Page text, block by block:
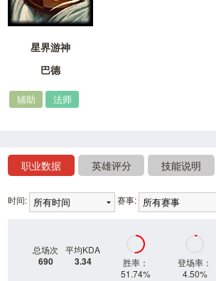
星界游神
巴德
辅助 法师
职业数据 英雄评分 技能说明
时间: 赛事:
总场次
690
平均KDA
3.34
胜率：
51.74%
登场率：
4.50%